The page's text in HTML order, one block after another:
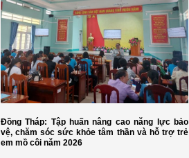
Đồng Tháp: Tập huấn nâng cao năng lực bảo
vệ, chăm sóc sức khỏe tâm thần và hỗ trợ trẻ
em mồ côi năm 2026